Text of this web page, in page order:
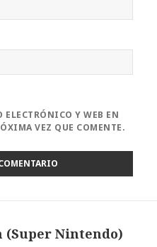
ELECTRÓNICO Y WEB EN
VEZ QUE COMENTE.
Nintendo)